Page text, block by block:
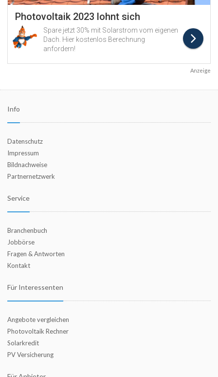
Anzeige
Info
Datenschutz
Impressum
Bildnachweise
Partnernetzwerk
Service
Branchenbuch
Jobbörse
Fragen & Antworten
Kontakt
Für Interessenten
Angebote vergleichen
Photovoltaik Rechner
Solarkredit
PV Versicherung